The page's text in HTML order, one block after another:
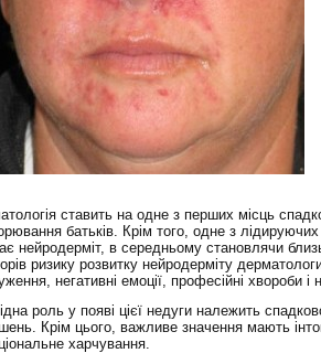
ставить на одне з перших місць
батьків. Крім того, одне з
нейродерміт, в середньому становлячи
ризику розвитку нейродерміту
негативні емоції, професійні хвороби
роль у появі цієї недуги належить
Крім цього, важливе значення мають
харчування.